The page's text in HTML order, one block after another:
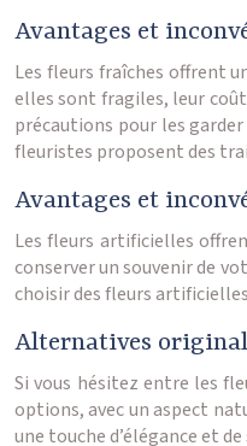
Avantages et
Les fleurs fraîches offrent
elles sont fragiles, leur
précautions pour les
fleuristes proposent des
Avantages et
Les fleurs artificielles
conserver un souvenir de
choisir des fleurs
Alternatives
Si vous hésitez entre les
options, avec un aspect
une touche d’élégance et